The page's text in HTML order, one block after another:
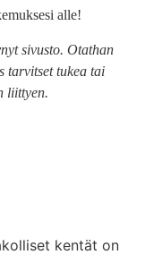
alle!
sivusto. Otathan
tarvitset tukea tai
liittyen.
kentät on